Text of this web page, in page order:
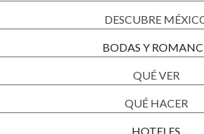
DESCUBRE
BODAS Y
QUÉ VER
QUÉ HACER
HOTELES